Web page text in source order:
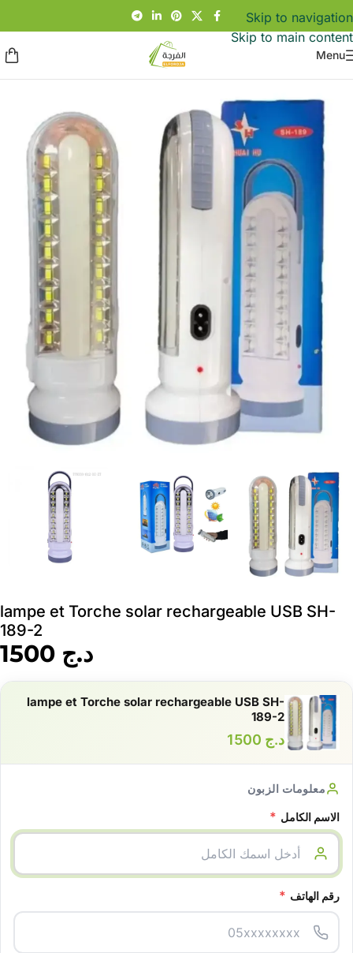
Skip to navigation
Skip to main content
Menu
lampe et Torche solar rechargeable USB SH-
189-2
د.ج
lampe et Torche solar rechargeable USB SH-
189-2
د.ج
معلومات الزبون
الاسم الكامل *
رقم الهاتف *